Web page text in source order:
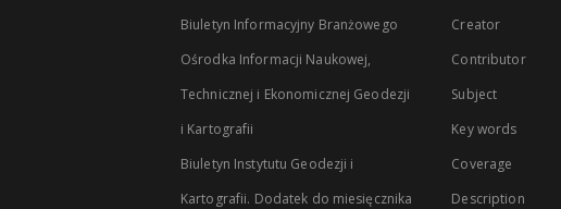
Biuletyn Informacyjny Branżowego
Ośrodka Informacji Naukowej,
Technicznej i Ekonomicznej Geodezji
i Kartografii
Biuletyn Instytutu Geodezji i
Kartografii. Dodatek do miesięcznika
Creator
Contributor
Subject
Key words
Coverage
Description